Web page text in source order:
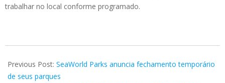
trabalhar no local conforme programado.
03-
14
Previous Post: SeaWorld Parks anuncia fechamento temporário
de seus parques